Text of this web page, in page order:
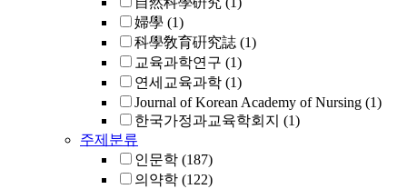
婦學 (1)
科學敎育硏究誌 (1)
교육과학연구 (1)
연세교육과학 (1)
Journal of Korean Academy of Nursing (1)
한국가정과교육학회지 (1)
주제분류
인문학 (187)
의약학 (122)